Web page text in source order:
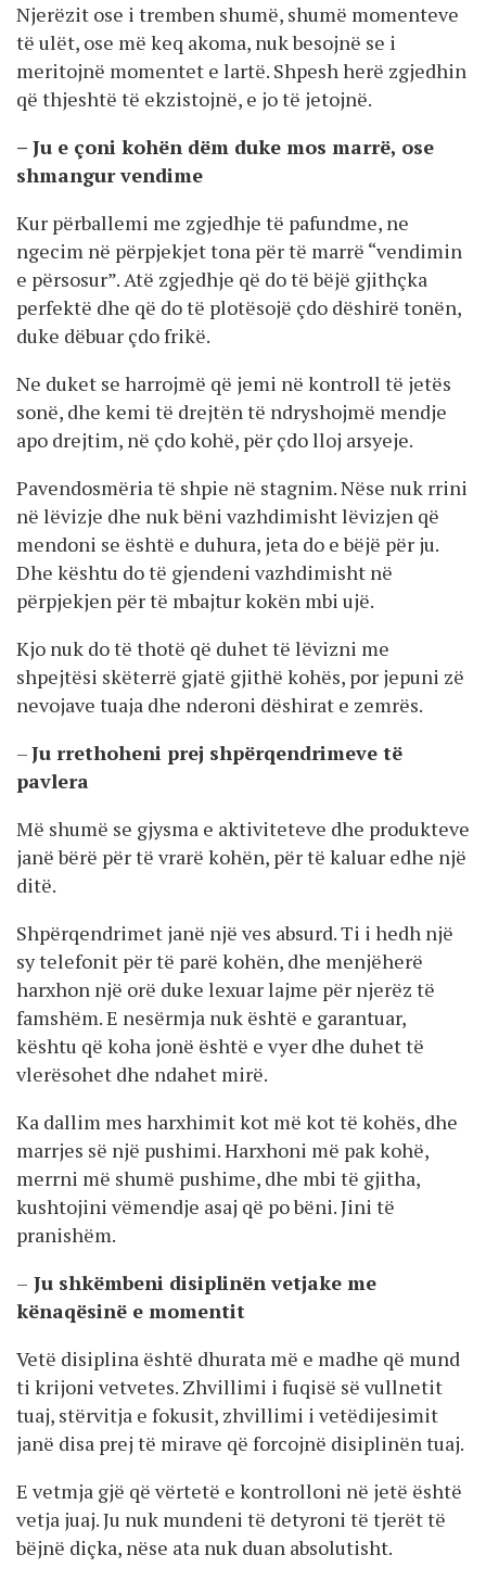
Njerëzit ose i tremben shumë, shumë momenteve
të ulët, ose më keq akoma, nuk besojnë se i
meritojnë momentet e lartë. Shpesh herë zgjedhin
që thjeshtë të ekzistojnë, e jo të jetojnë.
– Ju e çoni kohën dëm duke mos marrë, ose
shmangur vendime
Kur përballemi me zgjedhje të pafundme, ne
ngecim në përpjekjet tona për të marrë “vendimin
e përsosur”. Atë zgjedhje që do të bëjë gjithçka
perfektë dhe që do të plotësojë çdo dëshirë tonën,
duke dëbuar çdo frikë.
Ne duket se harrojmë që jemi në kontroll të jetës
sonë, dhe kemi të drejtën të ndryshojmë mendje
apo drejtim, në çdo kohë, për çdo lloj arsyeje.
Pavendosmëria të shpie në stagnim. Nëse nuk rrini
në lëvizje dhe nuk bëni vazhdimisht lëvizjen që
mendoni se është e duhura, jeta do e bëjë për ju.
Dhe kështu do të gjendeni vazhdimisht në
përpjekjen për të mbajtur kokën mbi ujë.
Kjo nuk do të thotë që duhet të lëvizni me
shpejtësi skëterrë gjatë gjithë kohës, por jepuni zë
nevojave tuaja dhe nderoni dëshirat e zemrës.
–Ju rrethoheni prej shpërqendrimeve të
pavlera
Më shumë se gjysma e aktiviteteve dhe produkteve
janë bërë për të vrarë kohën, për të kaluar edhe një
ditë.
Shpërqendrimet janë një ves absurd. Ti i hedh një
sy telefonit për të parë kohën, dhe menjëherë
harxhon një orë duke lexuar lajme për njerëz të
famshëm. E nesërmja nuk është e garantuar,
kështu që koha jonë është e vyer dhe duhet të
vlerësohet dhe ndahet mirë.
Ka dallim mes harxhimit kot më kot të kohës, dhe
marrjes së një pushimi. Harxhoni më pak kohë,
merrni më shumë pushime, dhe mbi të gjitha,
kushtojini vëmendje asaj që po bëni. Jini të
pranishëm.
– Ju shkëmbeni disiplinën vetjake me
kënaqësinë e momentit
Vetë disiplina është dhurata më e madhe që mund
ti krijoni vetvetes. Zhvillimi i fuqisë së vullnetit
tuaj, stërvitja e fokusit, zhvillimi i vetëdijesimit
janë disa prej të mirave që forcojnë disiplinën tuaj.
E vetmja gjë që vërtetë e kontrolloni në jetë është
vetja juaj. Ju nuk mundeni të detyroni të tjerët të
bëjnë diçka, nëse ata nuk duan absolutisht.